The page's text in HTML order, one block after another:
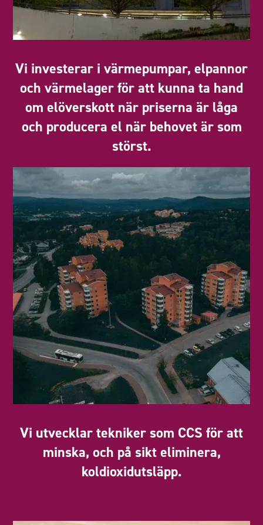
Vi investerar i värmepumpar, elpannor
och värmelager för att kunna ta hand
om elöverskott när priserna är låga
och producera el när behovet är som
störst.
Vi utvecklar tekniker som CCS för att
minska, och på sikt eliminera,
koldioxidutsläpp.